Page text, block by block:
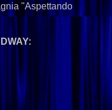
"Aspettando